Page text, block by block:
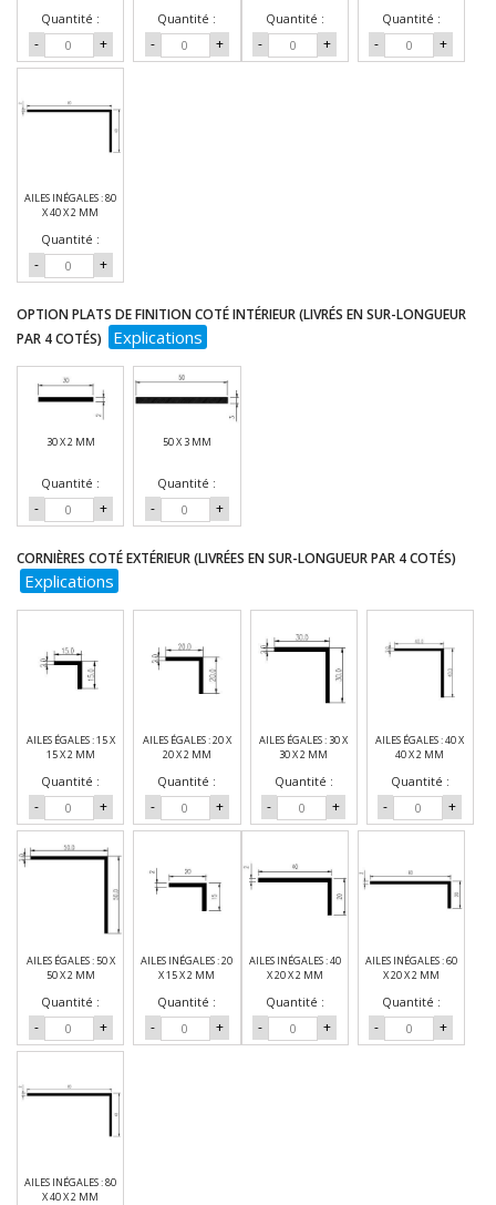
Quantité :
- +
Quantité :
- +
Quantité :
- +
Quantité :
- +
AILES INÉGALES : 80
X 40 X 2 MM
Quantité :
- +
OPTION PLATS DE FINITION COTÉ INTÉRIEUR (LIVRÉS EN SUR-LONGUEUR
PAR 4 COTÉS)
Explications
30 X 2 MM
Quantité :
- +
50 X 3 MM
Quantité :
- +
CORNIÈRES COTÉ EXTÉRIEUR (LIVRÉES EN SUR-LONGUEUR PAR 4 COTÉS)
Explications
AILES ÉGALES : 15 X
15 X 2 MM
Quantité :
- +
AILES ÉGALES : 20 X
20 X 2 MM
Quantité :
- +
AILES ÉGALES : 30 X
30 X 2 MM
Quantité :
- +
AILES ÉGALES : 40 X
40 X 2 MM
Quantité :
- +
AILES ÉGALES : 50 X
50 X 2 MM
Quantité :
- +
AILES INÉGALES : 20
X 15 X 2 MM
Quantité :
- +
AILES INÉGALES : 40
X 20 X 2 MM
Quantité :
- +
AILES INÉGALES : 60
X 20 X 2 MM
Quantité :
- +
AILES INÉGALES : 80
X 40 X 2 MM